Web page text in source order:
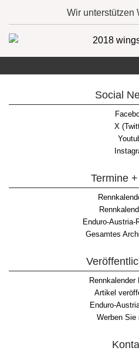
Wir unterstützen
Social
X
Termine
Enduro-Austria-
Gesamtes
Rennkalender
Artikel
Enduro-
Werben Sie